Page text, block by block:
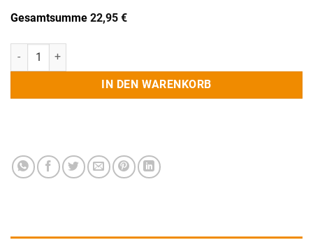
Gesamtsumme 22,95 €
LACASCARA Aperitivo 500ml Menge
IN DEN WARENKORB